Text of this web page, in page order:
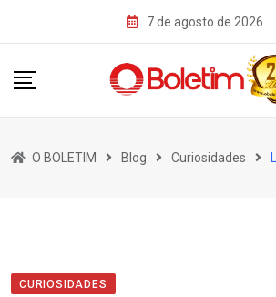
7 de agosto de 2026
O BOLETIM Blog Curiosidades
CURIOSIDADES